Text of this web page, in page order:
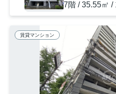
7階 / 35.55㎡ /
賃貸マンション